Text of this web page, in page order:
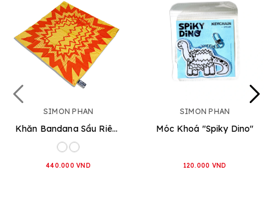
SIMON PHAN
Khăn Bandana Sầu Riêng
440.000 VND
SIMON PHAN
Móc Khoá "Spiky Dino"
120.000 VND